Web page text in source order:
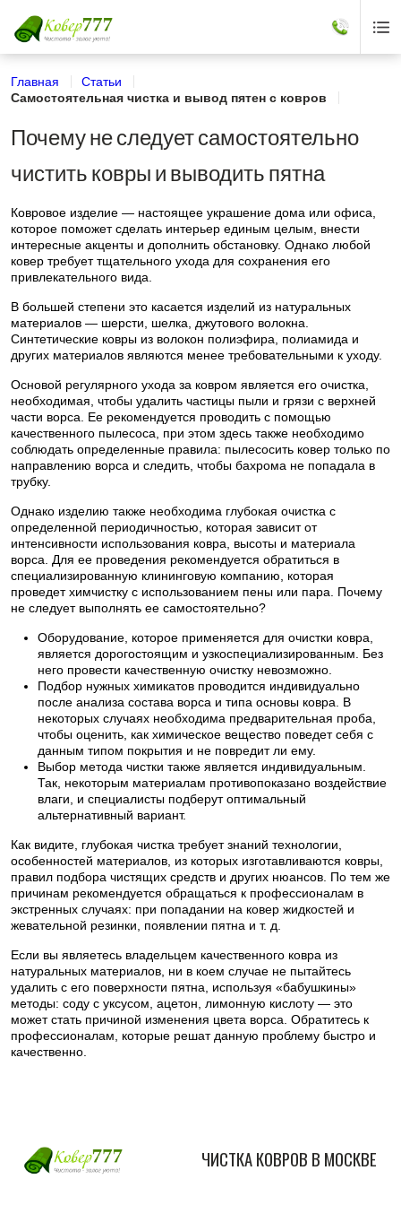
Главная
Статьи
Самостоятельная чистка и вывод пятен с ковров
Почему не следует самостоятельно
чистить ковры и выводить пятна
Ковровое изделие — настоящее украшение дома или офиса,
которое поможет сделать интерьер единым целым, внести
интересные акценты и дополнить обстановку. Однако любой
ковер требует тщательного ухода для сохранения его
привлекательного вида.
В большей степени это касается изделий из натуральных
материалов — шерсти, шелка, джутового волокна.
Синтетические ковры из волокон полиэфира, полиамида и
других материалов являются менее требовательными к уходу.
Основой регулярного ухода за ковром является его очистка,
необходимая, чтобы удалить частицы пыли и грязи с верхней
части ворса. Ее рекомендуется проводить с помощью
качественного пылесоса, при этом здесь также необходимо
соблюдать определенные правила: пылесосить ковер только по
направлению ворса и следить, чтобы бахрома не попадала в
трубку.
Однако изделию также необходима глубокая очистка с
определенной периодичностью, которая зависит от
интенсивности использования ковра, высоты и материала
ворса. Для ее проведения рекомендуется обратиться в
специализированную клининговую компанию, которая
проведет химчистку с использованием пены или пара. Почему
не следует выполнять ее самостоятельно?
Оборудование, которое применяется для очистки ковра,
является дорогостоящим и узкоспециализированным. Без
него провести качественную очистку невозможно.
Подбор нужных химикатов проводится индивидуально
после анализа состава ворса и типа основы ковра. В
некоторых случаях необходима предварительная проба,
чтобы оценить, как химическое вещество поведет себя с
данным типом покрытия и не повредит ли ему.
Выбор метода чистки также является индивидуальным.
Так, некоторым материалам противопоказано воздействие
влаги, и специалисты подберут оптимальный
альтернативный вариант.
Как видите, глубокая чистка требует знаний технологии,
особенностей материалов, из которых изготавливаются ковры,
правил подбора чистящих средств и других нюансов. По тем же
причинам рекомендуется обращаться к профессионалам в
экстренных случаях: при попадании на ковер жидкостей и
жевательной резинки, появлении пятна и т. д.
Если вы являетесь владельцем качественного ковра из
натуральных материалов, ни в коем случае не пытайтесь
удалить с его поверхности пятна, используя «бабушкины»
методы: соду с уксусом, ацетон, лимонную кислоту — это
может стать причиной изменения цвета ворса. Обратитесь к
профессионалам, которые решат данную проблему быстро и
качественно.
ЧИСТКА КОВРОВ В МОСКВЕ